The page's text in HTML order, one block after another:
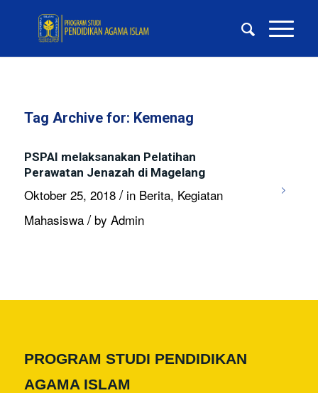
Tag Archive for: Kemenag
PSPAI melaksanakan Pelatihan
Perawatan Jenazah di Magelang
Oktober 25, 2018 / in Berita, Kegiatan
Mahasiswa / by Admin
PROGRAM STUDI PENDIDIKAN
AGAMA ISLAM